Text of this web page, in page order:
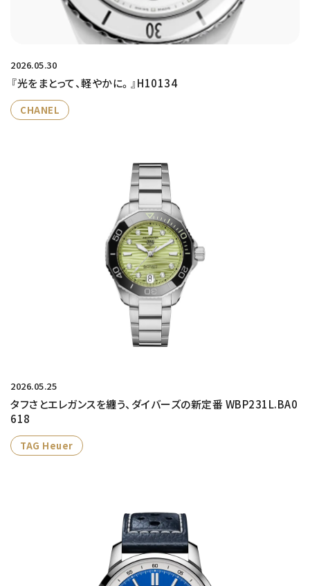
2026.05.30
『光をまとって、軽やかに。』H10134
CHANEL
2026.05.25
タフさとエレガンスを纏う、ダイバーズの新定番 WBP231L.BA0
618
TAG Heuer